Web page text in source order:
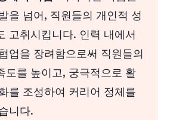
을 넘어, 직원들의 개인적 성
고취시킵니다. 인력 내에서
업을 장려함으로써 직원들의
도를 높이고, 궁극적으로 활
를 조성하여 커리어 정체를
니다.